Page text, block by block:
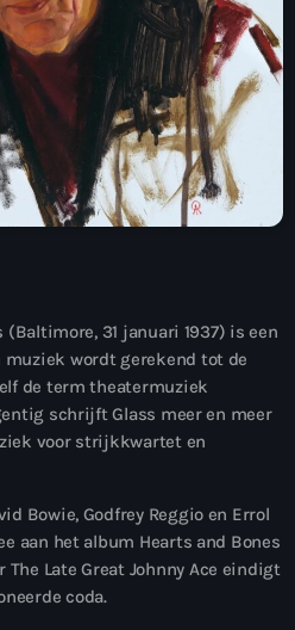
(Baltimore, 31 januari 1937) is een
wordt gerekend tot de
de term theatermuziek
schrijft Glass meer en meer
voor strijkkwartet en
Bowie, Godfrey Reggio en Errol
aan het album Hearts and Bones
Late Great Johnny Ace eindigt
coda.